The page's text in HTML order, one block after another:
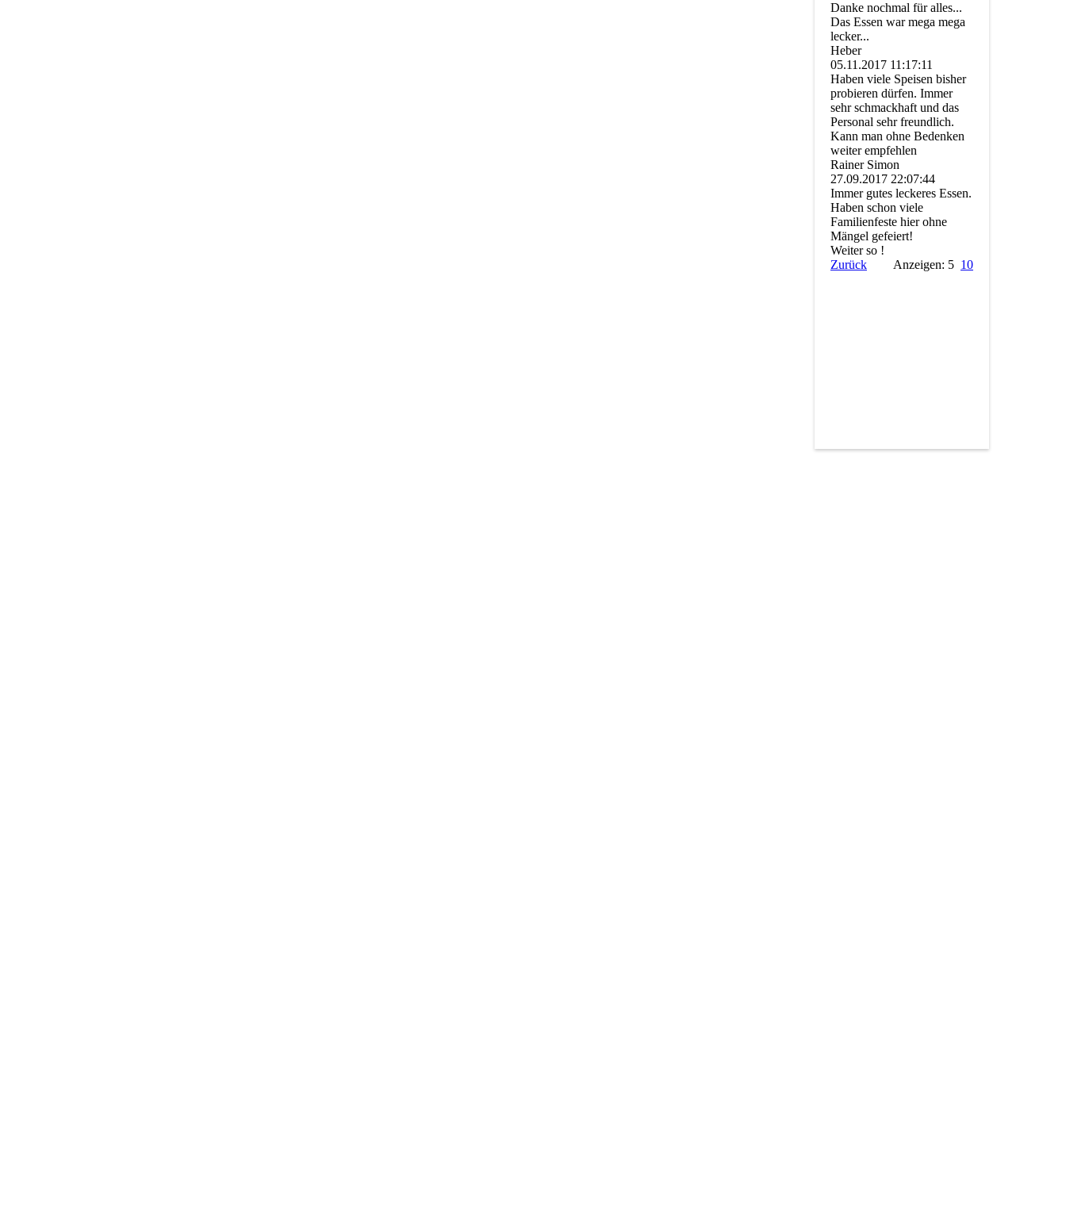
Danke nochmal für alles...
Das Essen war mega mega
lecker...
Heber
05.11.2017 11:17:11
Haben viele Speisen bisher
probieren dürfen. Immer
sehr schmackhaft und das
Personal sehr freundlich.
Kann man ohne Bedenken
weiter empfehlen
Rainer Simon
27.09.2017 22:07:44
Immer gutes leckeres Essen.
Haben schon viele
Familienfeste hier ohne
Mängel gefeiert!
Weiter so !
Zurück
Anzeigen: 5 10